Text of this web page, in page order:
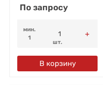
По запросу
мин.
1
шт.
В корзину